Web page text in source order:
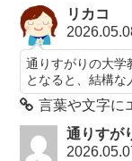
リカコ
通りすがりの大学
となると、結構な
言葉や文字に
通りすが